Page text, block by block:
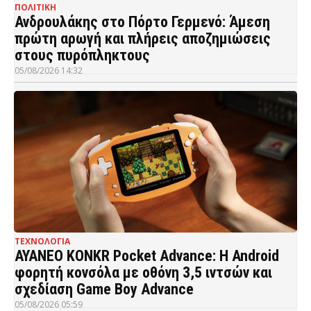
ΠΟΛΙΤΙΚΗ
Ανδρουλάκης στο Πόρτο Γερμενό: Άμεση
πρώτη αρωγή και πλήρεις αποζημιώσεις
στους πυρόπληκτους
05/08/2026 14:32
ΤΕΧΝΟΛΟΓΙΑ
AYANEO KONKR Pocket Advance: Η Android
φορητή κονσόλα με οθόνη 3,5 ιντσών και
σχεδίαση Game Boy Advance
05/08/2026 05:59